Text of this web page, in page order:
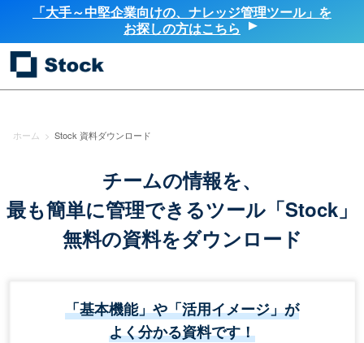
「大手～中堅企業向けの、ナレッジ管理ツール」を
お探しの方はこちら
ホーム > Stock 資料ダウンロード
チームの情報を、
最も簡単に管理できるツール「Stock」
無料の資料をダウンロード
「基本機能」や「活用イメージ」が
よく分かる資料です！